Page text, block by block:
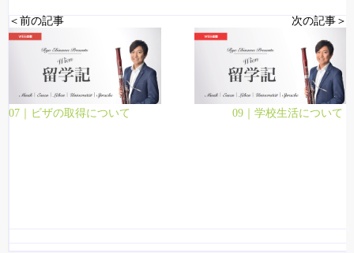
＜前の記事
07｜ビザの取得について
次の記事＞
09｜学校生活について